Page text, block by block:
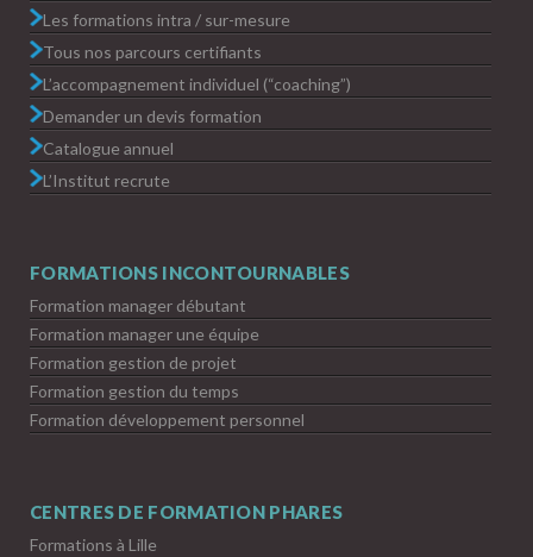
Les formations intra / sur-mesure
Tous nos parcours certifiants
L’accompagnement individuel (“coaching”)
Demander un devis formation
Catalogue annuel
L’Institut recrute
FORMATIONS INCONTOURNABLES
Formation manager débutant
Formation manager une équipe
Formation gestion de projet
Formation gestion du temps
Formation développement personnel
CENTRES DE FORMATION PHARES
Formations à Lille